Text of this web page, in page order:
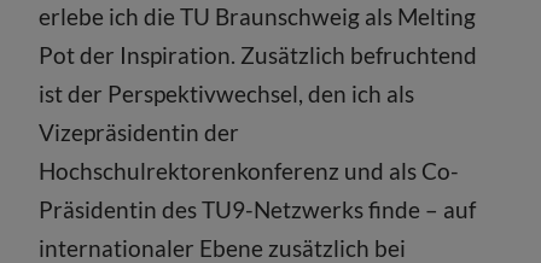
erlebe ich die TU Braunschweig als Melting
Pot der Inspiration. Zusätzlich befruchtend
ist der Perspektivwechsel, den ich als
Vizepräsidentin der
Hochschulrektorenkonferenz und als Co-
Präsidentin des TU9-Netzwerks finde – auf
internationaler Ebene zusätzlich bei